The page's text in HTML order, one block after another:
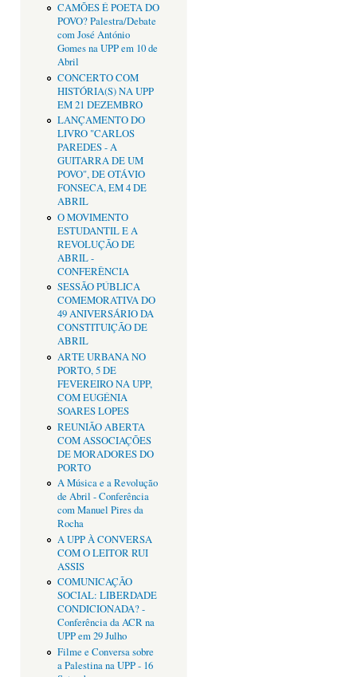
CAMÕES É POETA DO
POVO? Palestra/Debate
com José António
Gomes na UPP em 10 de
Abril
CONCERTO COM
HISTÓRIA(S) NA UPP
EM 21 DEZEMBRO
LANÇAMENTO DO
LIVRO "CARLOS
PAREDES - A
GUITARRA DE UM
POVO", DE OTÁVIO
FONSECA, EM 4 DE
ABRIL
O MOVIMENTO
ESTUDANTIL E A
REVOLUÇÃO DE
ABRIL -
CONFERÊNCIA
SESSÃO PÚBLICA
COMEMORATIVA DO
49 ANIVERSÁRIO DA
CONSTITUIÇÃO DE
ABRIL
ARTE URBANA NO
PORTO, 5 DE
FEVEREIRO NA UPP,
COM EUGÉNIA
SOARES LOPES
REUNIÃO ABERTA
COM ASSOCIAÇÕES
DE MORADORES DO
PORTO
A Música e a Revolução
de Abril - Conferência
com Manuel Pires da
Rocha
A UPP À CONVERSA
COM O LEITOR RUI
ASSIS
COMUNICAÇÃO
SOCIAL: LIBERDADE
CONDICIONADA? -
Conferência da ACR na
UPP em 29 Julho
Filme e Conversa sobre
a Palestina na UPP - 16